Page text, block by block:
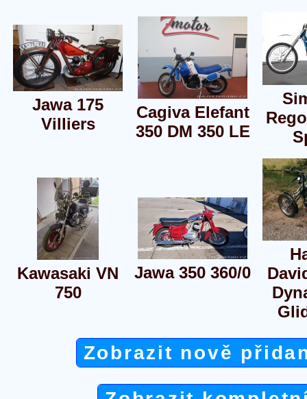
Jawa 175
Villiers
Cagiva Elefant
350 DM 350 LE
Kawasaki VN
750
Jawa 350 360/0
Zobrazit nově